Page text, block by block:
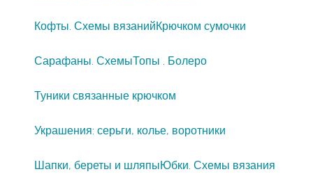
Кофты. Схемы вязанийКрючком сумочки
Сарафаны. СхемыТопы . Болеро
Туники связанные крючком
Украшения: серьги, колье, воротники
Шапки, береты и шляпыЮбки. Схемы вязания